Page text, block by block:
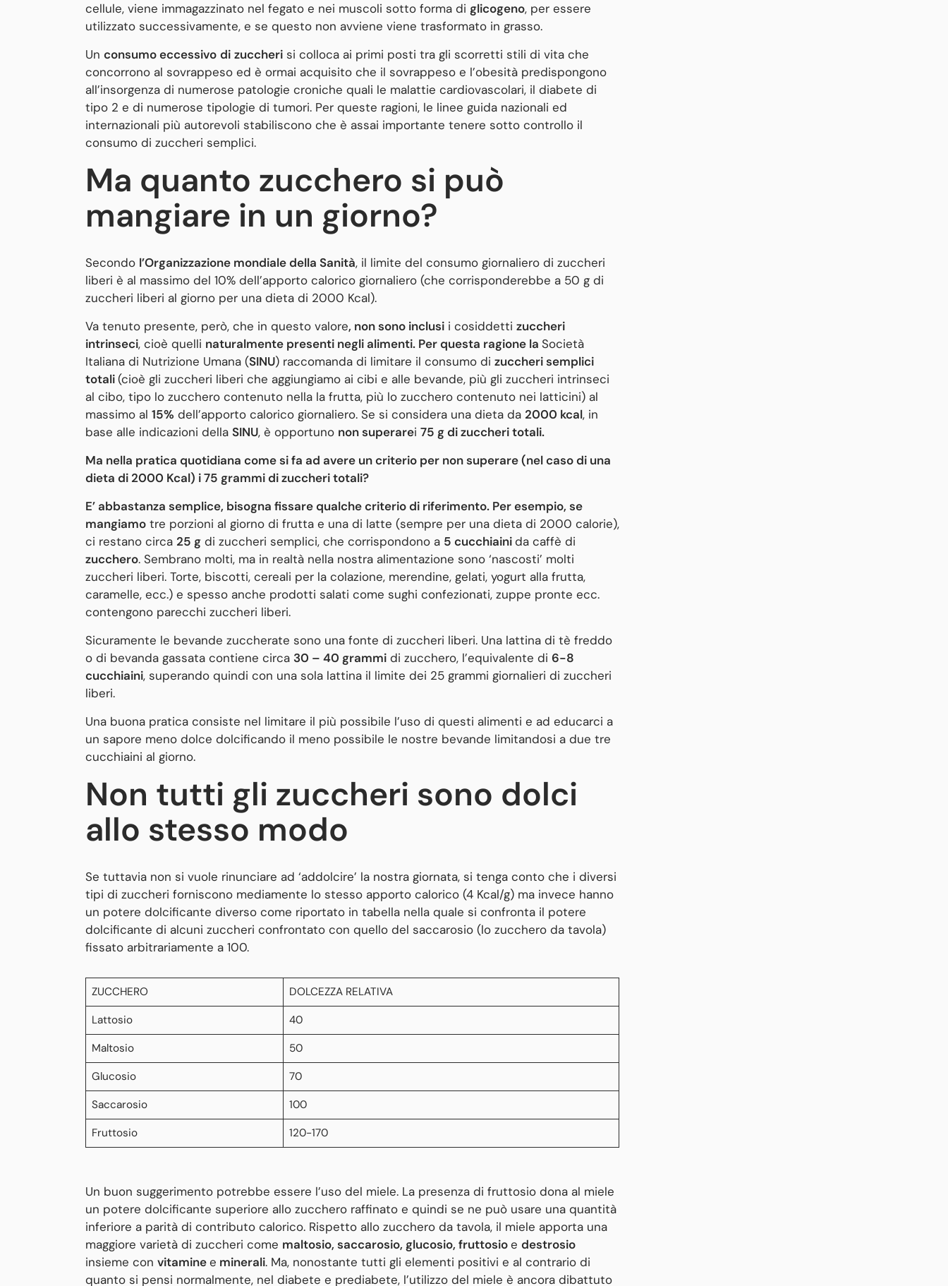
cellule, viene immagazzinato nel fegato e nei muscoli sotto forma di glicogeno, per essere
utilizzato successivamente, e se questo non avviene viene trasformato in grasso.
Un consumo eccessivo di zuccheri si colloca ai primi posti tra gli scorretti stili di vita che
concorrono al sovrappeso ed è ormai acquisito che il sovrappeso e l’obesità predispongono
all’insorgenza di numerose patologie croniche quali le malattie cardiovascolari, il diabete di
tipo 2 e di numerose tipologie di tumori. Per queste ragioni, le linee guida nazionali ed
internazionali più autorevoli stabiliscono che è assai importante tenere sotto controllo il
consumo di zuccheri semplici.
Ma quanto zucchero si può
mangiare in un giorno?
Secondo l’Organizzazione mondiale della Sanità, il limite del consumo giornaliero di zuccheri
liberi è al massimo del 10% dell’apporto calorico giornaliero (che corrisponderebbe a 50 g di
zuccheri liberi al giorno per una dieta di 2000 Kcal).
Va tenuto presente, però, che in questo valore, non sono inclusi i cosiddetti zuccheri
intrinseci, cioè quelli naturalmente presenti negli alimenti. Per questa ragione la Società
Italiana di Nutrizione Umana (SINU) raccomanda di limitare il consumo di zuccheri semplici
totali(cioè gli zuccheri liberi che aggiungiamo ai cibi e alle bevande, più gli zuccheri intrinseci
al cibo, tipo lo zucchero contenuto nella la frutta, più lo zucchero contenuto nei latticini) al
massimo al 15% dell’apporto calorico giornaliero. Se si considera una dieta da 2000 kcal, in
base alle indicazioni della SINU, è opportuno non superarei 75 g di zuccheri totali.
Ma nella pratica quotidiana come si fa ad avere un criterio per non superare (nel caso di una
dieta di 2000 Kcal) i 75 grammi di zuccheri totali?
E’ abbastanza semplice, bisogna fissare qualche criterio di riferimento. Per esempio, se
mangiamo tre porzioni al giorno di frutta e una di latte (sempre per una dieta di 2000 calorie),
ci restano circa 25 g di zuccheri semplici, che corrispondono a 5 cucchiainida caffè di
zucchero. Sembrano molti, ma in realtà nella nostra alimentazione sono ‘nascosti’ molti
zuccheri liberi. Torte, biscotti, cereali per la colazione, merendine, gelati, yogurt alla frutta,
caramelle, ecc.) e spesso anche prodotti salati come sughi confezionati, zuppe pronte ecc.
contengono parecchi zuccheri liberi.
Sicuramente le bevande zuccherate sono una fonte di zuccheri liberi. Una lattina di tè freddo
o di bevanda gassata contiene circa 30 – 40 grammi di zucchero, l’equivalente di 6-8
cucchiaini, superando quindi con una sola lattina il limite dei 25 grammi giornalieri di zuccheri
liberi.
Una buona pratica consiste nel limitare il più possibile l’uso di questi alimenti e ad educarci a
un sapore meno dolce dolcificando il meno possibile le nostre bevande limitandosi a due tre
cucchiaini al giorno.
Non tutti gli zuccheri sono dolci
allo stesso modo
Se tuttavia non si vuole rinunciare ad ‘addolcire’ la nostra giornata, si tenga conto che i diversi
tipi di zuccheri forniscono mediamente lo stesso apporto calorico (4 Kcal/g) ma invece hanno
un potere dolcificante diverso come riportato in tabella nella quale si confronta il potere
dolcificante di alcuni zuccheri confrontato con quello del saccarosio (lo zucchero da tavola)
fissato arbitrariamente a 100.
ZUCCHERO
DOLCEZZA RELATIVA
Lattosio
40
Maltosio
50
Glucosio
70
Saccarosio
100
Fruttosio
120-170
Un buon suggerimento potrebbe essere l’uso del miele. La presenza di fruttosio dona al miele
un potere dolcificante superiore allo zucchero raffinato e quindi se ne può usare una quantità
inferiore a parità di contributo calorico. Rispetto allo zucchero da tavola, il miele apporta una
maggiore varietà di zuccheri come maltosio, saccarosio, glucosio, fruttosioe destrosio
insieme con vitaminee minerali. Ma, nonostante tutti gli elementi positivi e al contrario di
quanto si pensi normalmente, nel diabete e prediabete, l’utilizzo del miele è ancora dibattuto